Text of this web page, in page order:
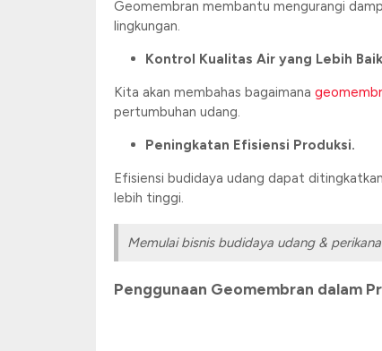
Geomembran membantu mengurangi
lingkungan.
Kontrol Kualitas Air yang Lebih
Kita akan membahas bagaimana
pertumbuhan udang.
Peningkatan Efisiensi Produksi.
Efisiensi budidaya udang dapat
lebih tinggi.
Memulai bisnis budidaya udang &
Penggunaan Geomembran dalam